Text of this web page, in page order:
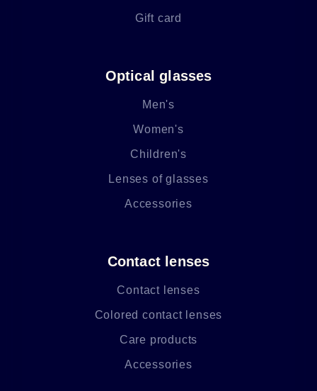
Gift card
Optical glasses
Men's
Women's
Children's
Lenses of glasses
Accessories
Contact lenses
Contact lenses
Colored contact lenses
Care products
Accessories